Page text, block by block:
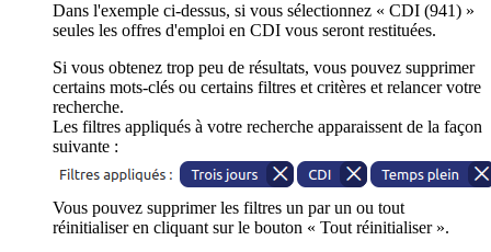
Dans l'exemple ci-dessus, si vous sélectionnez « CDI (941) »
seules les offres d'emploi en CDI vous seront restituées.
Si vous obtenez trop peu de résultats, vous pouvez supprimer
certains mots-clés ou certains filtres et critères et relancer votre
recherche.
Les filtres appliqués à votre recherche apparaissent de la façon
suivante :
Vous pouvez supprimer les filtres un par un ou tout
réinitialiser en cliquant sur le bouton « Tout réinitialiser ».